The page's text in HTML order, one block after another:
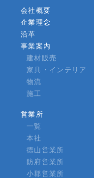
会社概要
企業理念
沿革
事業案内
建材販売
家具・インテリア
物流
施工
営業所
一覧
本社
徳山営業所
防府営業所
小郡営業所